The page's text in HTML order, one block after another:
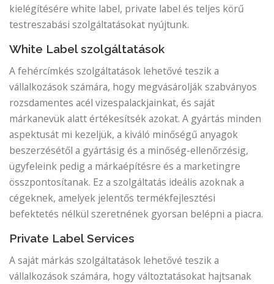
kielégítésére white label, private label és teljes körű
testreszabási szolgáltatásokat nyújtunk.
White Label szolgáltatások
A fehércímkés szolgáltatások lehetővé teszik a
vállalkozások számára, hogy megvásárolják szabványos
rozsdamentes acél vizespalackjainkat, és saját
márkanevük alatt értékesítsék azokat. A gyártás minden
aspektusát mi kezeljük, a kiváló minőségű anyagok
beszerzésétől a gyártásig és a minőség-ellenőrzésig,
ügyfeleink pedig a márkaépítésre és a marketingre
összpontosítanak. Ez a szolgáltatás ideális azoknak a
cégeknek, amelyek jelentős termékfejlesztési
befektetés nélkül szeretnének gyorsan belépni a piacra.
Private Label Services
A saját márkás szolgáltatások lehetővé teszik a
vállalkozások számára, hogy változtatásokat hajtsanak